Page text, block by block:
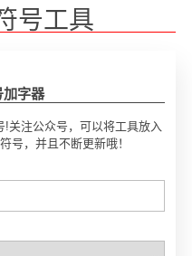
号工具
加字器
关注公众号，可以将工具放入
号，并且不断更新哦！